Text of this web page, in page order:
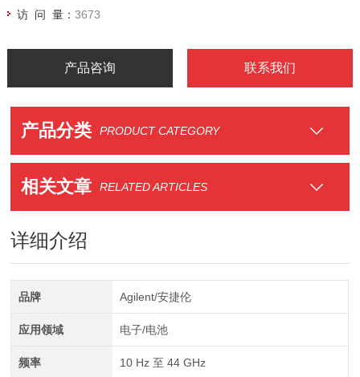
访 问 量： 3673
产品咨询 联系我们
产品分类 PRODUCT CATEGORY
相关文章 RELATED ARTICLES
详细介绍
品牌 Agilent/安捷伦
应用领域 电子/电池
频率 10 Hz 至 44 GHz